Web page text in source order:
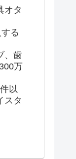
オタ
る
、歯
万
以
スタ